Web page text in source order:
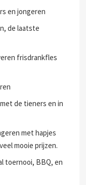
en jongeren
de laatste
frisdrankfles
de tieners en in
met hapjes
mooie prijzen.
toernooi, BBQ, en